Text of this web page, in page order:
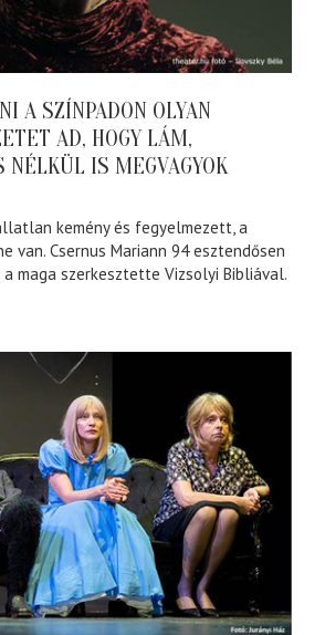
A SZÍNPADON OLYAN
AD, HOGY LÁM,
IS MEGVAGYOK
kemény és fegyelmezett, a
van. Csernus Mariann 94 esztendősen
maga szerkesztette Vizsolyi Bibliával.